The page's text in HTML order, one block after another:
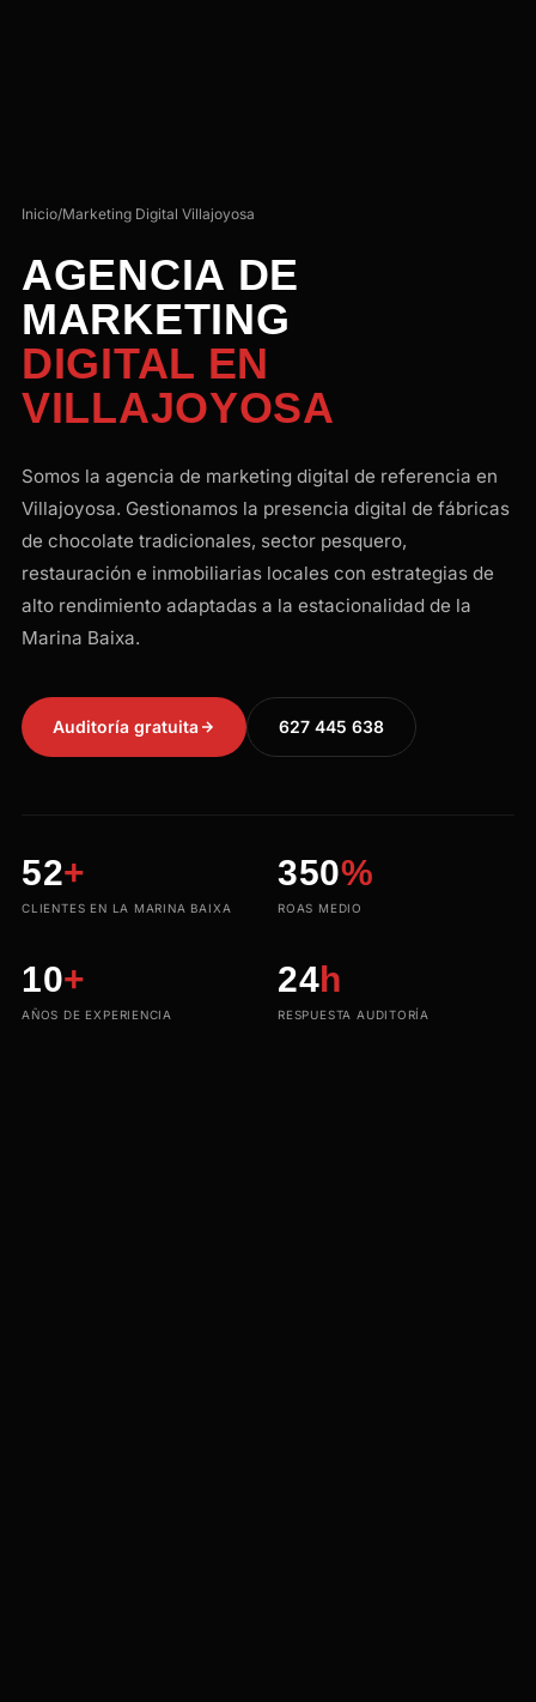
Inicio/Marketing Digital Villajoyosa
AGENCIA DE
MARKETING
DIGITAL EN
VILLAJOYOSA
Somos la agencia de marketing digital de referencia en
Villajoyosa. Gestionamos la presencia digital de fábricas
de chocolate tradicionales, sector pesquero,
restauración e inmobiliarias locales con estrategias de
alto rendimiento adaptadas a la estacionalidad de la
Marina Baixa.
Auditoría gratuita 627 445 638
52+
CLIENTES EN LA MARINA BAIXA
350%
ROAS MEDIO
10+
AÑOS DE EXPERIENCIA
24h
RESPUESTA AUDITORÍA